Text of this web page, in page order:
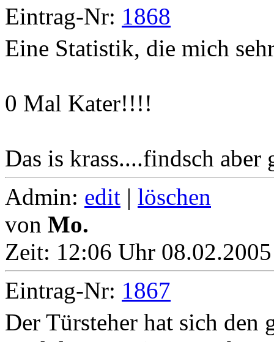
Eintrag-Nr: 1868
Eine Statistik, die mich
0 Mal Kater!!!!
Das is krass....findsch aber
Admin: edit | löschen
von Mo.
Zeit: 12:06 Uhr
Eintrag-Nr: 1867
Der Türsteher hat sich den